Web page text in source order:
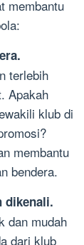
membantu
terlebih
Apakah
klub di
membantu
bendera.
dikenali.
dan mudah
dari klub